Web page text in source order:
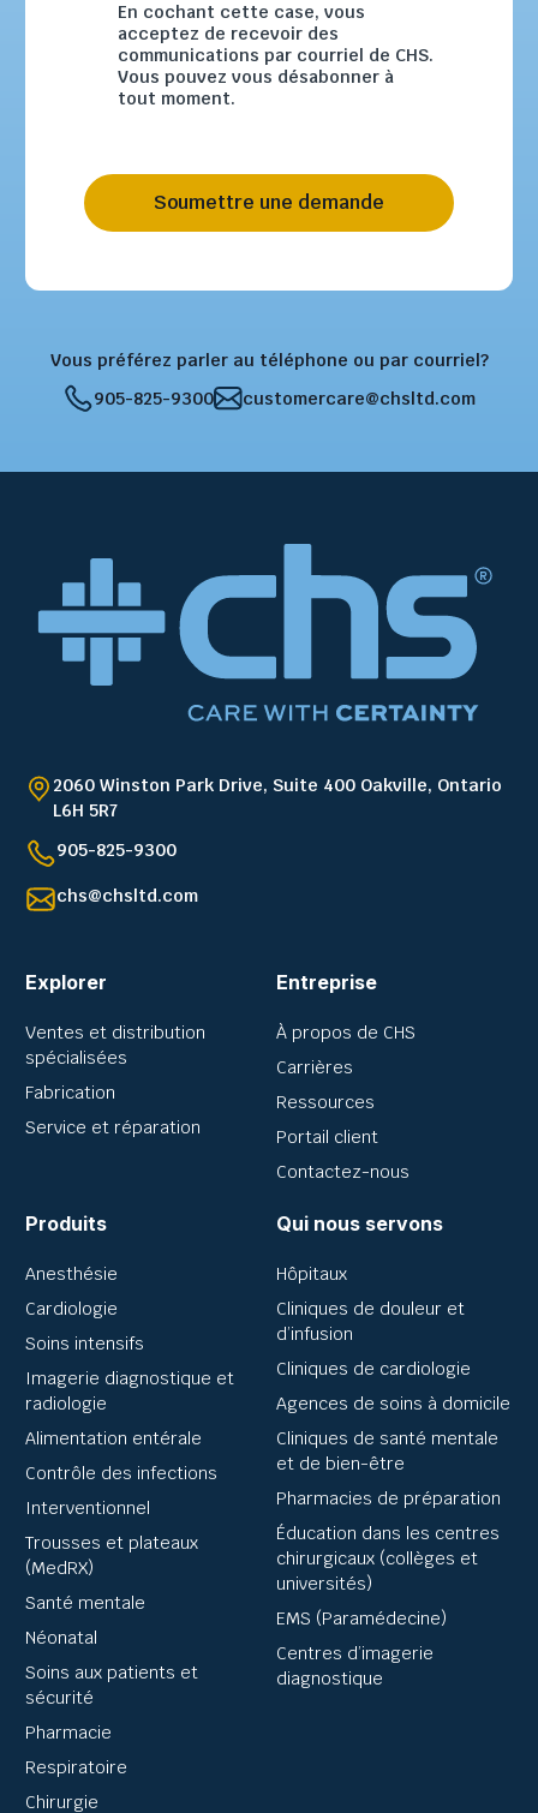
En cochant cette case, vous
acceptez de recevoir des
communications par courriel de CHS.
Vous pouvez vous désabonner à
tout moment.
Soumettre une demande
Vous préférez parler au téléphone ou par courriel?
905-825-9300
customercare@chsltd.com
2060 Winston Park Drive, Suite 400 Oakville, Ontario
L6H 5R7
905-825-9300
chs@chsltd.com
Explorer
Ventes et distribution
spécialisées
Fabrication
Service et réparation
Entreprise
À propos de CHS
Carrières
Ressources
Portail client
Contactez-nous
Produits
Anesthésie
Cardiologie
Soins intensifs
Imagerie diagnostique et
radiologie
Alimentation entérale
Contrôle des infections
Interventionnel
Trousses et plateaux
(MedRX)
Santé mentale
Néonatal
Soins aux patients et
sécurité
Pharmacie
Respiratoire
Chirurgie
Qui nous servons
Hôpitaux
Cliniques de douleur et
d’infusion
Cliniques de cardiologie
Agences de soins à domicile
Cliniques de santé mentale
et de bien-être
Pharmacies de préparation
Éducation dans les centres
chirurgicaux (collèges et
universités)
EMS (Paramédecine)
Centres d’imagerie
diagnostique